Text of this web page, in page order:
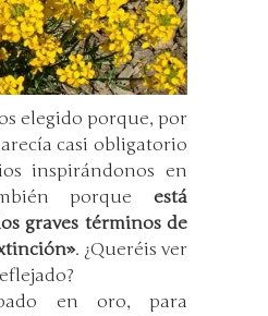
elegido porque, por
casi obligatorio
inspirándonos en
porque está
graves términos de
. ¿Queréis ver
en oro, para